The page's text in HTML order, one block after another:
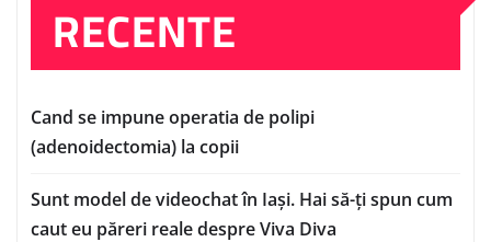
RECENTE
Cand se impune operatia de polipi
(adenoidectomia) la copii
Sunt model de videochat în Iași. Hai să-ți spun cum
caut eu păreri reale despre Viva Diva